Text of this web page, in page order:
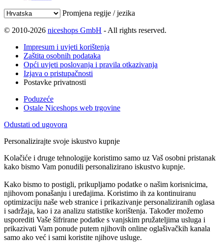
Promjena regije / jezika
© 2010-2026 niceshops GmbH - All rights reserved.
Impresum i uvjeti korištenja
Zaštita osobnih podataka
Opći uvjeti poslovanja i pravila otkazivanja
Izjava o pristupačnosti
Postavke privatnosti
Poduzeće
Ostale Niceshops web trgovine
Odustati od ugovora
Personalizirajte svoje iskustvo kupnje
Kolačiće i druge tehnologije koristimo samo uz Vaš osobni pristanak
kako bismo Vam ponudili personalizirano iskustvo kupnje.
Kako bismo to postigli, prikupljamo podatke o našim korisnicima,
njihovom ponašanju i uređajima. Koristimo ih za kontinuiranu
optimizaciju naše web stranice i prikazivanje personaliziranih oglasa
i sadržaja, kao i za analizu statistike korištenja. Također možemo
usporediti Vaše šifrirane podatke s vanjskim pružateljima usluga i
prikazivati Vam ponude putem njihovih online oglašivačkih kanala
samo ako već i sami koristite njihove usluge.